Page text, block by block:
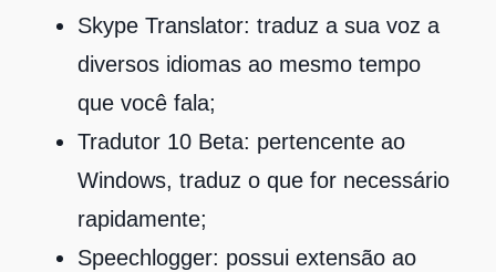
Skype Translator: traduz a sua voz a
diversos idiomas ao mesmo tempo
que você fala;
Tradutor 10 Beta: pertencente ao
Windows, traduz o que for necessário
rapidamente;
Speechlogger: possui extensão ao